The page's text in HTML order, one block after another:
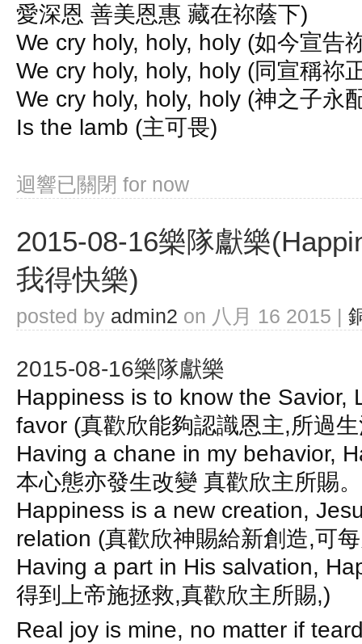
愛深恩 善美恩惠 藏在祢蔭下)
We cry holy, holy, holy (如今宣告
We cry holy, holy, holy (同宣稱祢
We cry holy, holy, holy (神之子永
Is the lamb (主可畏)
迴響已關閉 for now
2015-08-16樂隊獻樂
我得快樂)
posted by admin2 on 八月 16 2015 |
2015-08-16樂隊獻樂
Happiness is to know the Savior,
favor (真歡欣能夠認識恩主,所過
Having a chane in my behavior,
本心態亦發生改變 真歡欣主所賜
Happiness is a new creation,
relation (真歡欣神賜給新創造,可
Having a part in His salvation,
得到上帝施拯救,真歡欣主所賜,)
Real joy is mine, no matter if